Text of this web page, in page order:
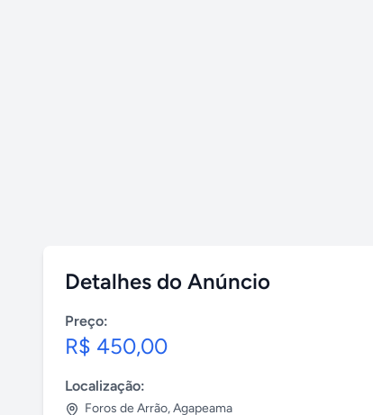
Detalhes do Anúncio
Preço:
R$ 450,00
Localização:
Foros de Arrão,Agapeama